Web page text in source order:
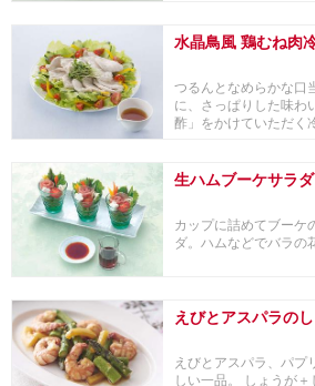
水晶鳥風 鶏むね肉
つるんとなめらかな口
に、さっぱりした味わ
酢」をかけていただく
生ハムブーケサラダ
カップに詰めてブーケ
ダ。ハムなどでバラの
えびとアスパラの
えびとアスパラ、パプ
しい一品。 しょうが